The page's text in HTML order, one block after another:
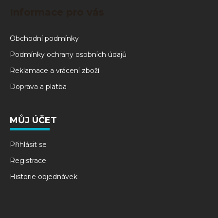
Obchodní podmínky
Podmínky ochrany osobních údajů
Reklamace a vrácení zboží
Doprava a platba
MŮJ ÚČET
Přihlásit se
Registrace
Historie objednávek